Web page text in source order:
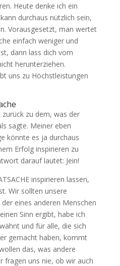
Heute denke ich ein
durchaus nützlich sein,
Vorausgesetzt, man wertet
einfach weniger und
dann lass dich vom
herunterziehen.
uns zu Höchstleistungen
zu dem, was der
sagte. Meiner eben
könnte es ja durchaus
Erfolg inspirieren zu
darauf lautet: Jein!
inspirieren lassen,
Wir sollten unsere
eines anderen Menschen
Sinn ergibt, habe ich
und für alle, die sich
gemacht haben, kommt
das, was andere
fragen uns nie, ob wir auch